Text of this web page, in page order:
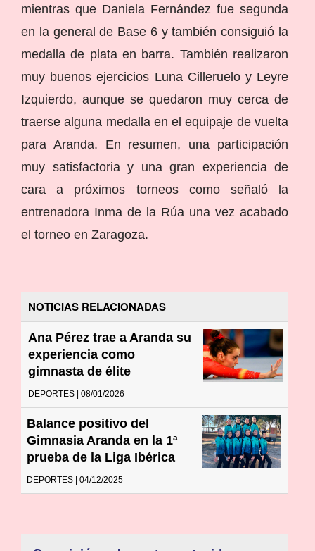
mientras que Daniela Fernández fue segunda
en la general de Base 6 y también consiguió la
medalla de plata en barra. También realizaron
muy buenos ejercicios Luna Cilleruelo y Leyre
Izquierdo, aunque se quedaron muy cerca de
traerse alguna medalla en el equipaje de vuelta
para Aranda. En resumen, una participación
muy satisfactoria y una gran experiencia de
cara a próximos torneos como señaló la
entrenadora Inma de la Rúa una vez acabado
el torneo en Zaragoza.
NOTICIAS RELACIONADAS
Ana Pérez trae a Aranda su
experiencia como
gimnasta de élite
DEPORTES | 08/01/2026
Balance positivo del
Gimnasia Aranda en la 1ª
prueba de la Liga Ibérica
DEPORTES | 04/12/2025